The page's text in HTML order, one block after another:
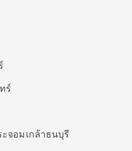
ร์
จอมเกล้าธนบุรี